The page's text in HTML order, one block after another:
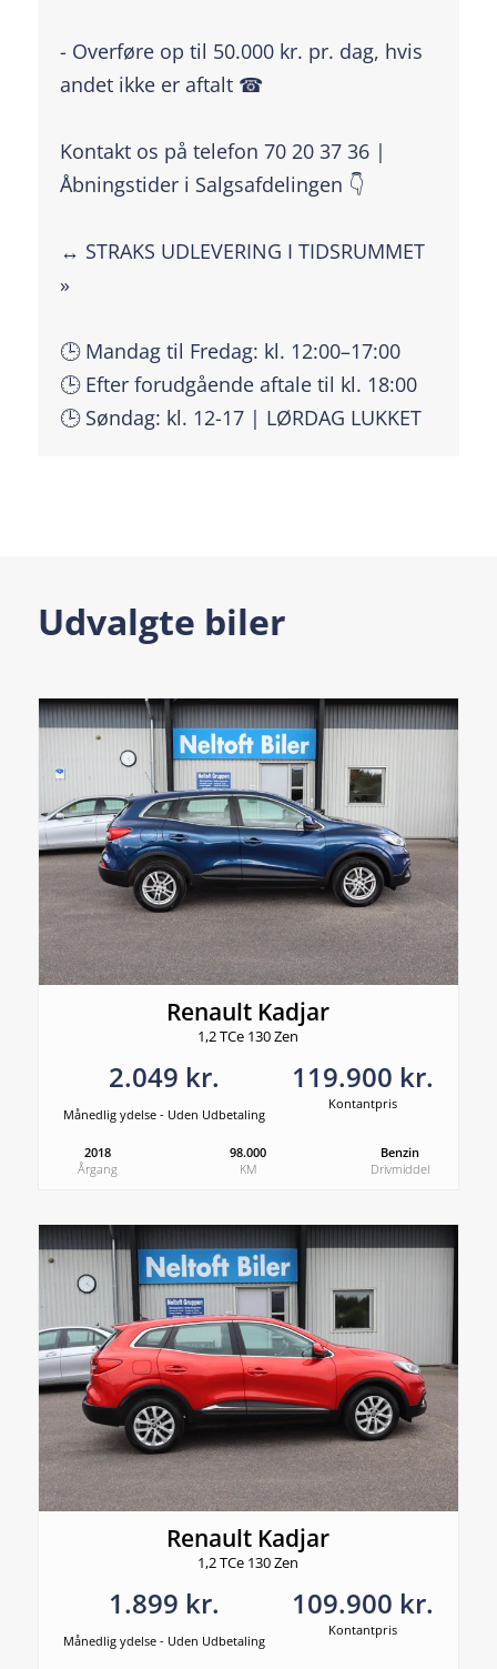
- Overføre op til 50.000 kr. pr. dag, hvis
andet ikke er aftalt ☎
Kontakt os på telefon 70 20 37 36 |
Åbningstider i Salgsafdelingen 👇
↔️ STRAKS UDLEVERING I TIDSRUMMET
»
🕒 Mandag til Fredag: kl. 12:00–17:00
🕒 Efter forudgående aftale til kl. 18:00
🕒 Søndag: kl. 12-17 | LØRDAG LUKKET
Udvalgte biler
Renault Kadjar
1,2 TCe 130 Zen
2.049 kr.
Månedlig ydelse - Uden Udbetaling
119.900 kr.
Kontantpris
2018
Årgang
98.000
KM
Benzin
Drivmiddel
Renault Kadjar
1,2 TCe 130 Zen
1.899 kr.
Månedlig ydelse - Uden Udbetaling
109.900 kr.
Kontantpris